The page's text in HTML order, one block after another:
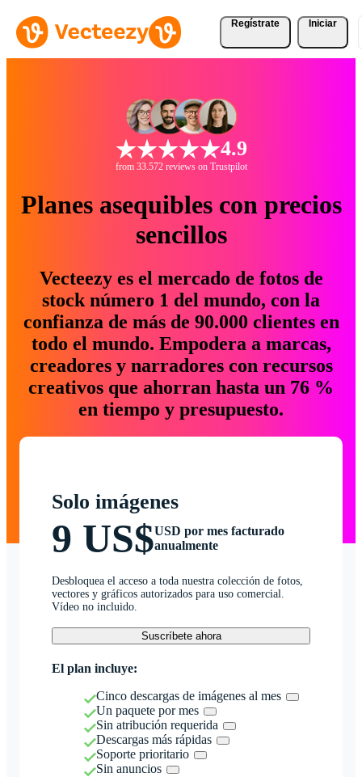
Regístrate Iniciar
4.9
from 33.572 reviews on Trustpilot
Planes asequibles con precios
sencillos
Vecteezy es el mercado de fotos de
stock número 1 del mundo, con la
confianza de más de 90.000 clientes en
todo el mundo. Empodera a marcas,
creadores y narradores con recursos
creativos que ahorran hasta un 76 %
en tiempo y presupuesto.
Solo imágenes
9 US$USD por mes facturado
anualmente
Desbloquea el acceso a toda nuestra colección de fotos,
vectores y gráficos autorizados para uso comercial.
Vídeo no incluido.
Suscríbete ahora
El plan incluye:
Cinco descargas de imágenes al mes
Un paquete por mes
Sin atribución requerida
Descargas más rápidas
Soporte prioritario
Sin anuncios